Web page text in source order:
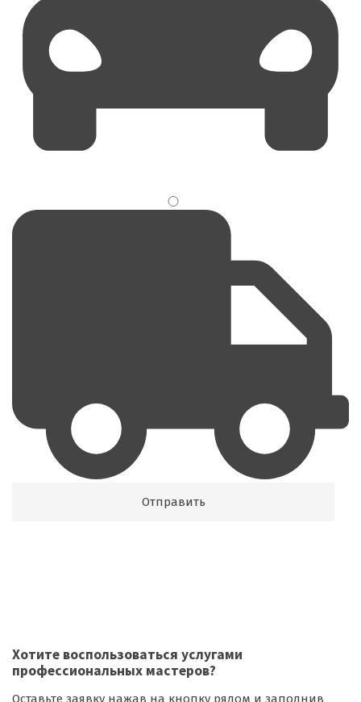
Хотите воспользоваться услугами
профессиональных мастеров?
Оставьте заявку нажав на кнопку рядом и заполнив